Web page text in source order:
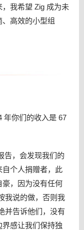
我希望 Zig 成为未
高效的小型组
年你们的收入是 67
告，会发现我们的
个人捐赠者，此
，因为没有任何
我说的做，否则我
并告诉他们，没有
感让我们保持独